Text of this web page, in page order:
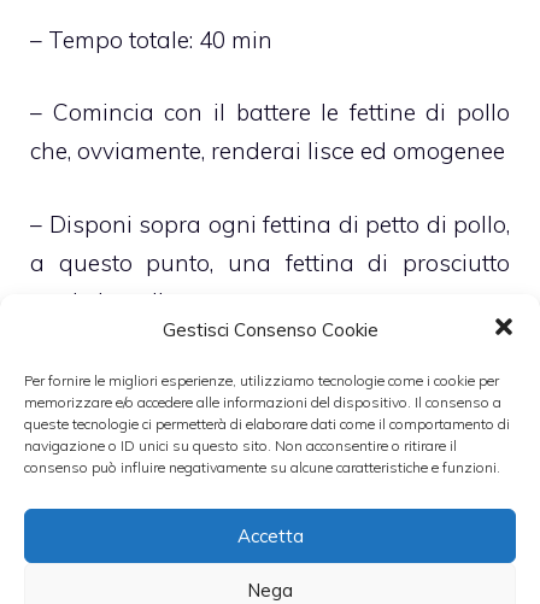
Gestisci Consenso Cookie
Per fornire le migliori esperienze, utilizziamo tecnologie come i cookie per
memorizzare e/o accedere alle informazioni del dispositivo. Il consenso a
queste tecnologie ci permetterà di elaborare dati come il comportamento di
navigazione o ID unici su questo sito. Non acconsentire o ritirare il
consenso può influire negativamente su alcune caratteristiche e funzioni.
Accetta
Nega
– Tempo totale: 40 min
– Comincia con il battere le fettine di pollo
che, ovviamente, renderai lisce ed omogenee
– Disponi sopra ogni fettina di petto di pollo,
a questo punto, una fettina di prosciutto
crudo ben distesa
– Copri il prosciutto crudo con uno strato di
freschissimo e croccante radicchio rosso e
con un ulteriore strato di fettine, il più
– Arrotola, a questo punto, le fettine di petto